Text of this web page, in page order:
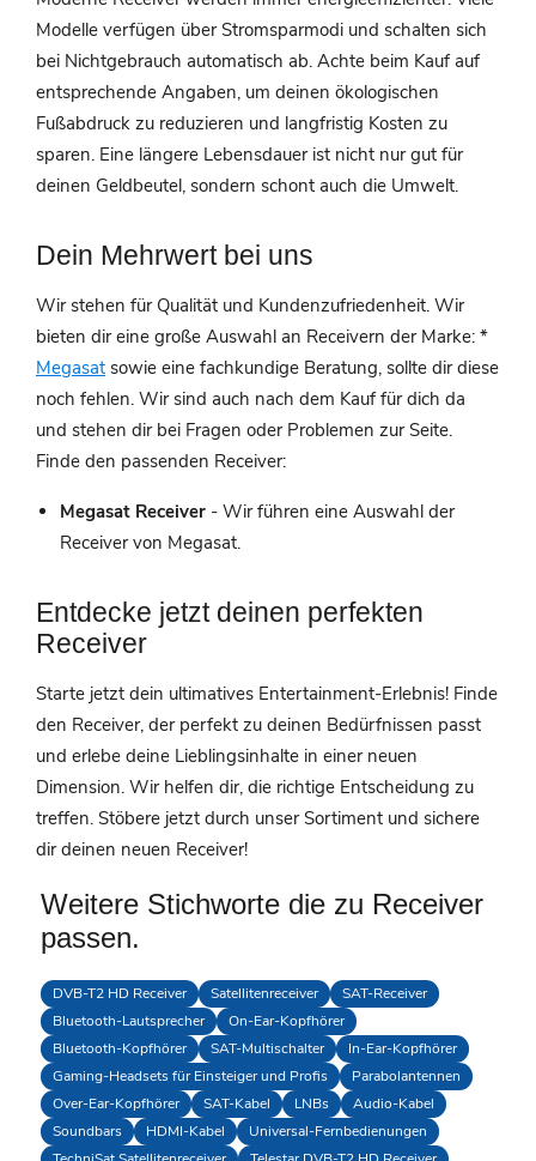
Modelle verfügen über Stromsparmodi und schalten sich
bei Nichtgebrauch automatisch ab. Achte beim Kauf auf
entsprechende Angaben, um deinen ökologischen
Fußabdruck zu reduzieren und langfristig Kosten zu
sparen. Eine längere Lebensdauer ist nicht nur gut für
deinen Geldbeutel, sondern schont auch die Umwelt.
Dein Mehrwert bei uns
Wir stehen für Qualität und Kundenzufriedenheit. Wir
bieten dir eine große Auswahl an Receivern der Marke: *
Megasat sowie eine fachkundige Beratung, sollte dir diese
noch fehlen. Wir sind auch nach dem Kauf für dich da
und stehen dir bei Fragen oder Problemen zur Seite.
Finde den passenden Receiver:
Megasat Receiver - Wir führen eine Auswahl der
Receiver von Megasat.
Entdecke jetzt deinen perfekten
Receiver
Starte jetzt dein ultimatives Entertainment-Erlebnis! Finde
den Receiver, der perfekt zu deinen Bedürfnissen passt
und erlebe deine Lieblingsinhalte in einer neuen
Dimension. Wir helfen dir, die richtige Entscheidung zu
treffen. Stöbere jetzt durch unser Sortiment und sichere
dir deinen neuen Receiver!
Weitere Stichworte die zu Receiver
passen.
DVB-T2 HD Receiver Satellitenreceiver
SAT-Receiver
Bluetooth-Lautsprecher
On-Ear-Kopfhörer
Bluetooth-Kopfhörer
SAT-Multischalter
In-Ear-Kopfhörer
Gaming-Headsets für Einsteiger und Profis
Parabolantennen
Over-Ear-Kopfhörer
SAT-Kabel LNBs
Audio-Kabel
Soundbars
HDMI-Kabel
Universal-Fernbedienungen